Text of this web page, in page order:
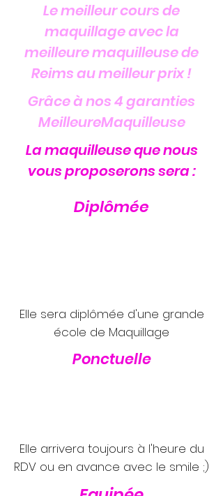
Le meilleur cours de
maquillage avec la
meilleure maquilleuse de
Reims au meilleur prix !
Grâce à nos 4 garanties
MeilleureMaquilleuse
La maquilleuse que nous
vous proposerons sera :
Diplômée
Elle sera diplômée d'une grande
école de Maquillage
Ponctuelle
Elle arrivera toujours à l'heure du
RDV ou en avance avec le smile ;)